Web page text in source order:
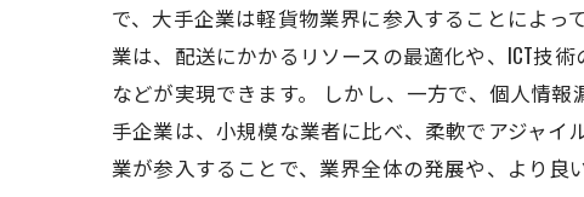
で、大手企業は軽貨物業界に参入することによ
業は、配送にかかるリソースの最適化や、ICT技
などが実現できます。 しかし、一方で、個人情
手企業は、小規模な業者に比べ、柔軟でアジャ
業が参入することで、業界全体の発展や、より良